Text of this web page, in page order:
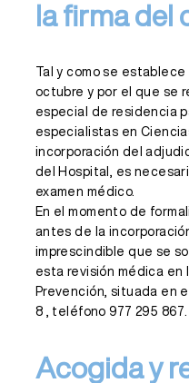
la firma del
Tal y como se establece
octubre y por el que se
especial de residencia
especialistas en
incorporación del
del Hospital, es
examen médico.
En el momento de
antes de la
imprescindible que se
esta revisión médica en
Prevención, situada en
8 , teléfono 977 295 867.
Acogida y